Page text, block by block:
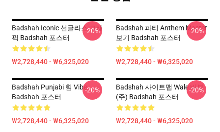
Badshah Iconic 선글라스 그래
픽 Badshah 포스터
₩2,728,440 - ₩6,325,020
-20%
Badshah 파티 Anthem Master
보기 Badshah 포스터
₩2,728,440 - ₩6,325,020
-20%
Badshah Punjabi 힘 Vibe
Badshah 포스터
₩2,728,440 - ₩6,325,020
-20%
Badshah 사이트맵 Wale 바부
(주) Badshah 포스터
₩2,728,440 - ₩6,325,020
-20%